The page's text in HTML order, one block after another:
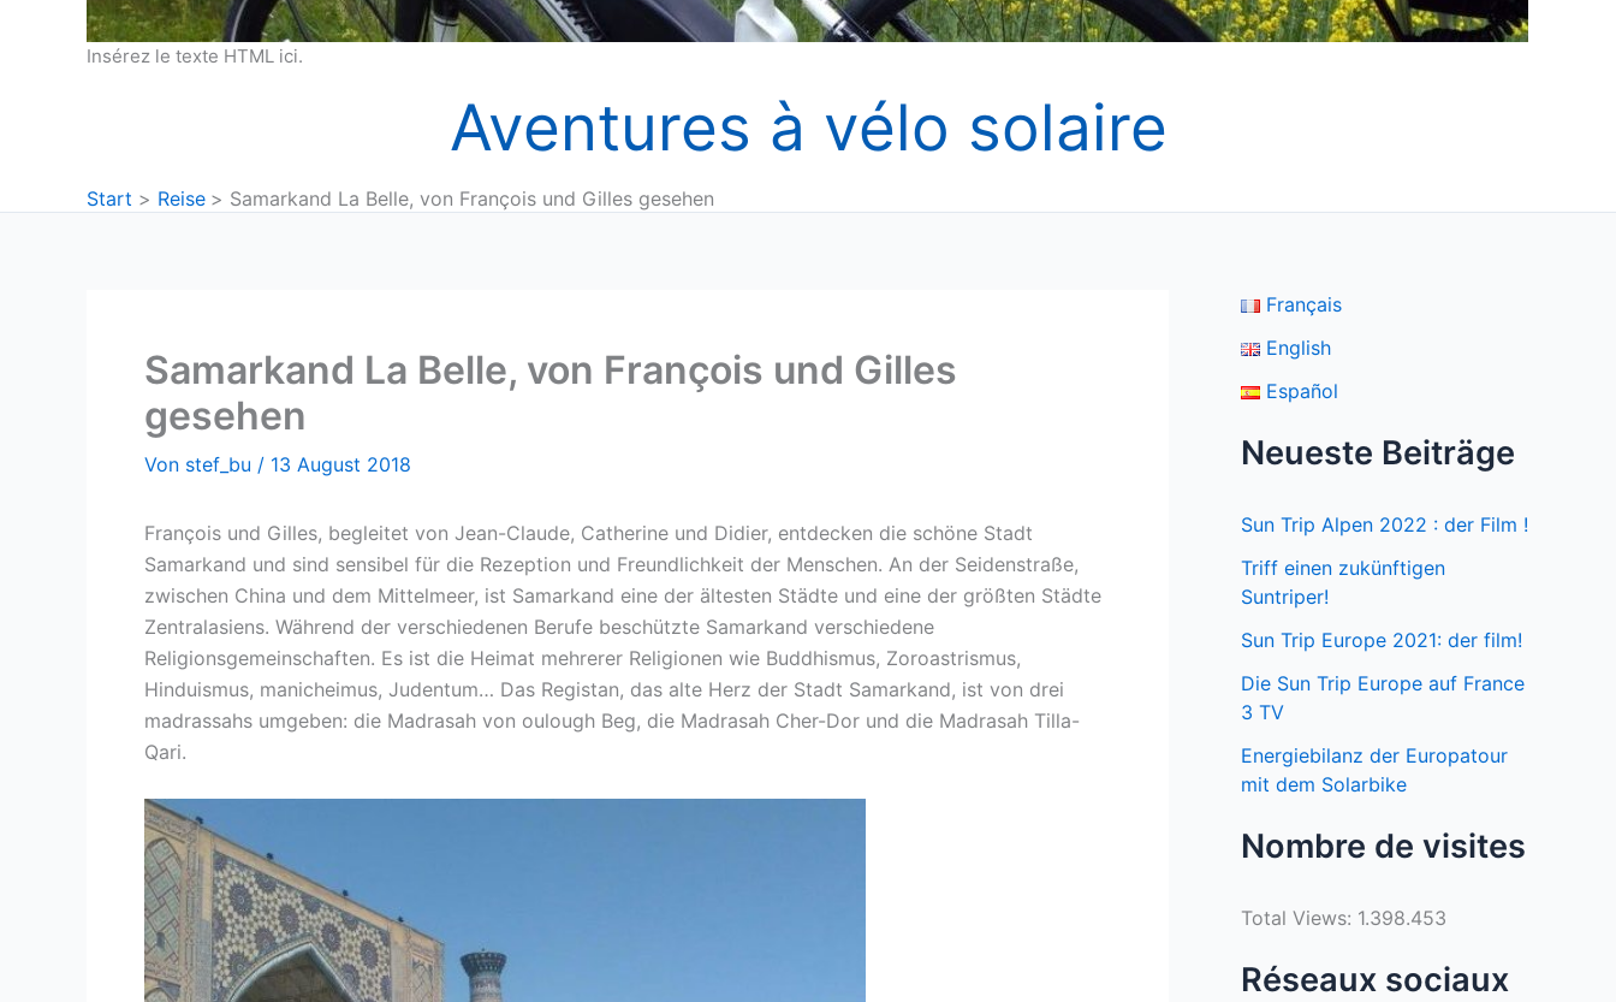
Insérez le texte HTML ici.
Aventures à vélo solaire
Start Reise Samarkand La Belle, von François und Gilles gesehen
Samarkand La Belle, von François und Gilles
gesehen
Von stef_bu / 13 August 2018
François und Gilles, begleitet von Jean-Claude, Catherine und Didier, entdecken die schöne Stadt
Samarkand und sind sensibel für die Rezeption und Freundlichkeit der Menschen. An der Seidenstraße,
zwischen China und dem Mittelmeer, ist Samarkand eine der ältesten Städte und eine der größten Städte
Zentralasiens. Während der verschiedenen Berufe beschützte Samarkand verschiedene
Religionsgemeinschaften. Es ist die Heimat mehrerer Religionen wie Buddhismus, Zoroastrismus,
Hinduismus, manicheimus, Judentum… Das Registan, das alte Herz der Stadt Samarkand, ist von drei
madrassahs umgeben: die Madrasah von oulough Beg, die Madrasah Cher-Dor und die Madrasah Tilla-
Qari.
Français
English
Español
Neueste Beiträge
Sun Trip Alpen 2022 : der Film !
Triff einen zukünftigen
Suntriper!
Sun Trip Europe 2021: der film!
Die Sun Trip Europe auf France
3 TV
Energiebilanz der Europatour
mit dem Solarbike
Nombre de visites
Total Views: 1.398.453
Réseaux sociaux